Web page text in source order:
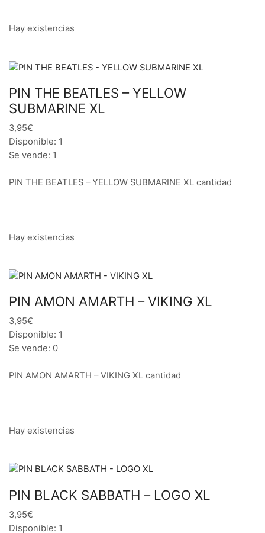
Hay existencias
PIN THE BEATLES – YELLOW
SUBMARINE XL
3,95€
Disponible: 1
Se vende: 1
PIN THE BEATLES – YELLOW SUBMARINE XL cantidad
Hay existencias
PIN AMON AMARTH – VIKING XL
3,95€
Disponible: 1
Se vende: 0
PIN AMON AMARTH – VIKING XL cantidad
Hay existencias
PIN BLACK SABBATH – LOGO XL
3,95€
Disponible: 1